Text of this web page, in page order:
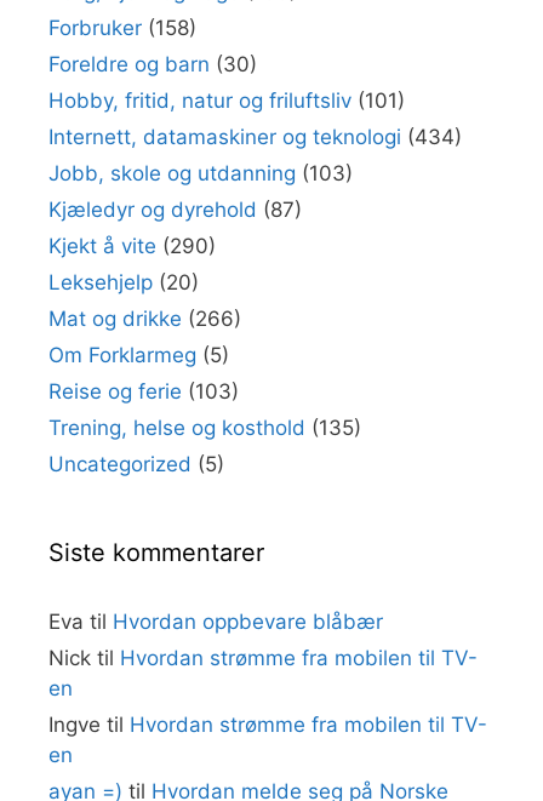
Forbruker (158)
Foreldre og barn (30)
Hobby, fritid, natur og friluftsliv (101)
Internett, datamaskiner og teknologi (434)
Jobb, skole og utdanning (103)
Kjæledyr og dyrehold (87)
Kjekt å vite (290)
Leksehjelp (20)
Mat og drikke (266)
Om Forklarmeg (5)
Reise og ferie (103)
Trening, helse og kosthold (135)
Uncategorized (5)
Siste kommentarer
Eva til Hvordan oppbevare blåbær
Nick til Hvordan strømme fra mobilen til TV-
en
Ingve til Hvordan strømme fra mobilen til TV-
en
ayan =) til Hvordan melde seg på Norske